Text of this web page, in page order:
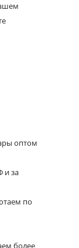
оптом
и за
по
более